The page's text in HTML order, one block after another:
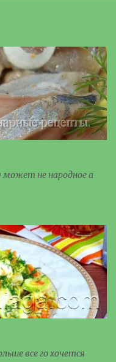
может не народное а
все го хочется